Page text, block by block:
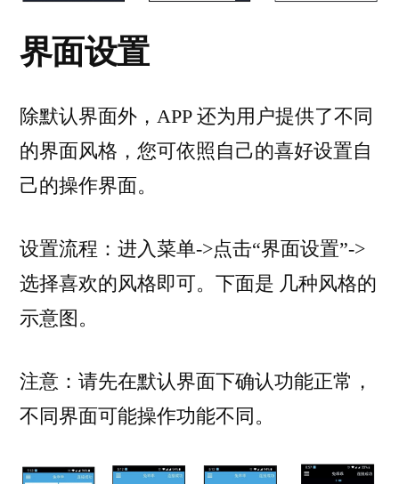
界面设置
除默认界面外，APP 还为用户提供了不同
的界面风格，您可依照自己的喜好设置自
己的操作界面。
设置流程：进入菜单->点击“界面设置”->
选择喜欢的风格即可。下面是 几种风格的
示意图。
注意：请先在默认界面下确认功能正常，
不同界面可能操作功能不同。